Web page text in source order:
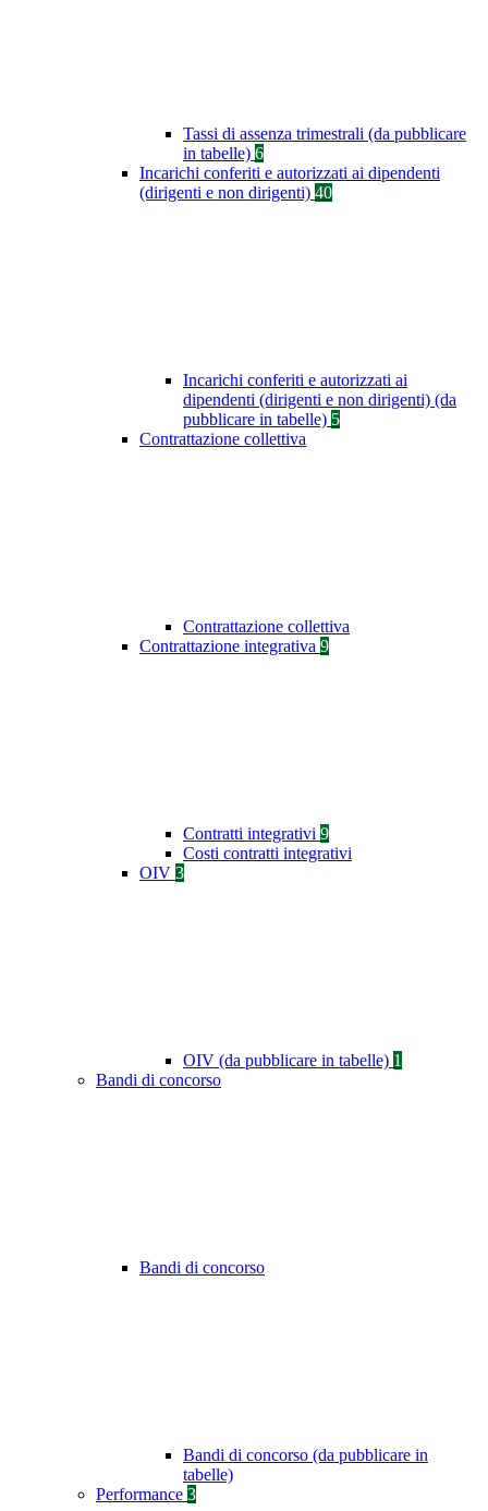
Tassi di assenza trimestrali (da pubblicare
in tabelle) 6
Incarichi conferiti e autorizzati ai dipendenti
(dirigenti e non dirigenti) 40
Incarichi conferiti e autorizzati ai
dipendenti (dirigenti e non dirigenti) (da
pubblicare in tabelle) 5
Contrattazione collettiva
Contrattazione collettiva
Contrattazione integrativa 9
Contratti integrativi 9
Costi contratti integrativi
OIV 3
OIV (da pubblicare in tabelle) 1
Bandi di concorso
Bandi di concorso
Bandi di concorso (da pubblicare in
tabelle)
Performance 3